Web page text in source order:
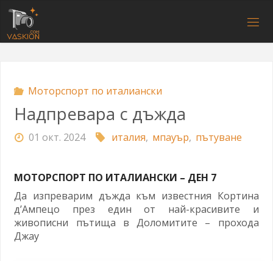
Напред
към
съдържанието
ASKI
M
Моторспорт по италиански
Надпревара с дъжда
01 окт. 2024 италия, мпауър, пътуване
МОТОРСПОРТ ПО ИТАЛИАНСКИ – ДЕН 7
Да изпреварим дъжда към известния Кортина
д’Ампецо през един от най-красивите и
живописни пътища в Доломитите – прохода
Джау